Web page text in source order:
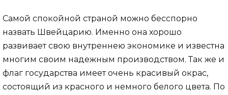
Самой спокойной страной можно бесспорно
назвать Швейцарию. Именно она хорошо
развивает свою внутреннею экономикe и известна
многим своим надежным производством. Так же и
флаг государства имеет очень красивый окрас,
состоящий из красного и немного белого цвета. По